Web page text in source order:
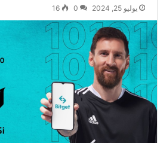
يوليو 25, 2024 0
16